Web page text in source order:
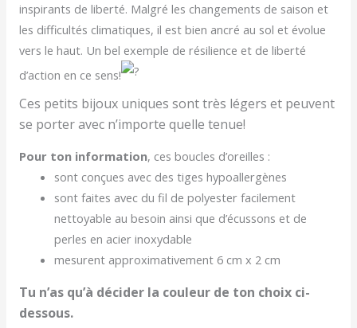
inspirants de liberté. Malgré les changements de saison et
les difficultés climatiques, il est bien ancré au sol et évolue
vers le haut. Un bel exemple de résilience et de liberté
d’action en ce sens!
Ces petits bijoux uniques sont très légers et peuvent
se porter avec n’importe quelle tenue!
Pour ton information, ces boucles d’oreilles :
sont conçues avec des tiges hypoallergènes
sont faites avec du fil de polyester facilement
nettoyable au besoin ainsi que d’écussons et de
perles en acier inoxydable
mesurent approximativement 6 cm x 2 cm
Tu n’as qu’à décider la couleur de ton choix ci-
dessous.